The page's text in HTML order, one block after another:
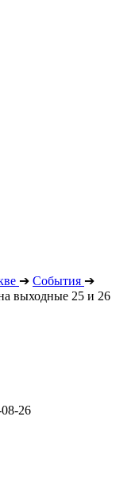
➔ События ➔
выходные 25 и 26
26